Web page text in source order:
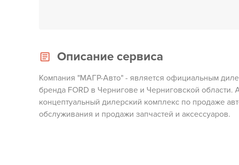
Описание сервиса
Компания "МАГР-Авто" - является официальным
бренда FORD в Чернигове и Черниговской области.
концептуальный дилерский комплекс по продаже
обслуживания и продажи запчастей и аксессуаров.